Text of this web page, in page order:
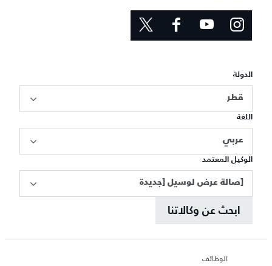
الدولة
قطر
اللغة
عربي
الوكيل المعتمد
[صالة عرض لوسيل [جديدة
ابحث عن وكالاتنا
الوظائف